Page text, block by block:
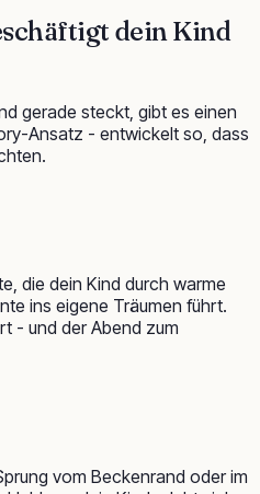
dein Kind
gerade steckt, gibt es einen
Ansatz - entwickelt so, dass
die dein Kind durch warme
ins eigene Träumen führt.
- und der Abend zum
vom Beckenrand oder im